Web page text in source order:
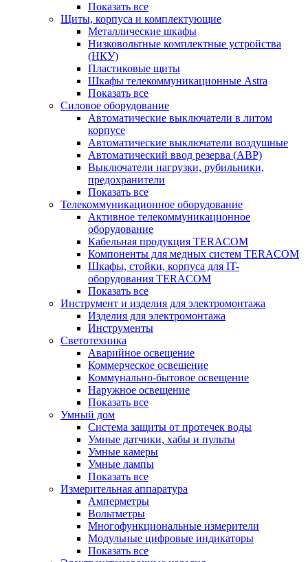
Показать все
Щиты, корпуса и комплектующие
Металлические шкафы
Низковольтные комплектные устройства
(НКУ)
Пластиковые щиты
Шкафы телекоммуникационные Astra
Показать все
Силовое оборудование
Автоматические выключатели в литом
корпусе
Автоматические выключатели воздушные
Автоматический ввод резерва (АВР)
Выключатели нагрузки, рубильники,
предохранители
Показать все
Телекоммуникационное оборудование
Активное телекоммуникационное
оборудование
Кабельная продукция TERACOM
Компоненты для медных систем TERACOM
Шкафы, стойки, корпуса для IT-
оборудования TERACOM
Показать все
Инструмент и изделия для электромонтажа
Изделия для электромонтажа
Инструменты
Светотехника
Аварийное освещение
Коммерческое освещение
Коммунально-бытовое освещение
Наружное освещение
Показать все
Умный дом
Система защиты от протечек воды
Умные датчики, хабы и пульты
Умные камеры
Умные лампы
Показать все
Измерительная аппаратура
Амперметры
Вольтметры
Многофункциональные измерители
Модульные цифровые индикаторы
Показать все